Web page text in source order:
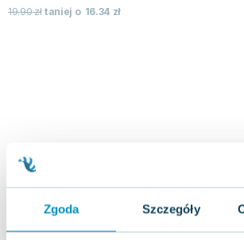
Zgoda Szczegóły
Janina Zającówna
Lorraine Warren
Ajahn Brahm
Lucinda Riley
Jacek Walkiewicz
19.90złtaniej o 16.34 zł